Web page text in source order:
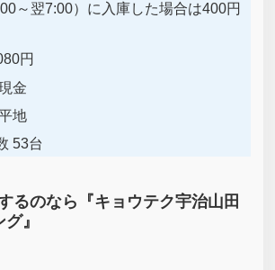
～翌7:00）に入庫した場合は400円
円
金
地
53台
るのなら『キョウテク宇治山田
』